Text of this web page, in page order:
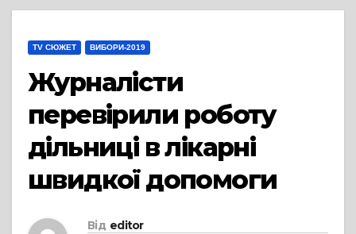
TV СЮЖЕТ ВИБОРИ-2019
Журналісти
перевірили роботу
дільниці в лікарні
швидкої допомоги
Від editor